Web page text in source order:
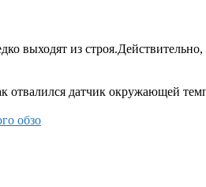
выходят из
датчик окружающей
обзо